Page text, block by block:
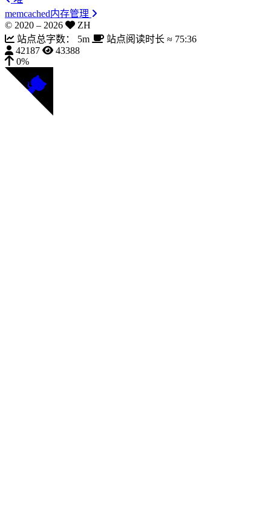
memcached内存管理
© 2020 – 2026
ZH
站点总字数：
5m 站点阅读时长 ≈ 75:36
42187
43388
0%